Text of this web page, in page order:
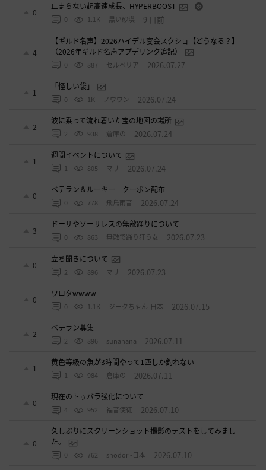
0
止まらない超高速成長、HYPERBOOST
0 1.1K 黒い砂漠 9 日前
4
【ギルド名声】2026ハイデル宴会スクショ【どうなる？】
（2026年ギルド名声アプデリンク追記）
0 887 セルベリア 2026.07.27
1
「怪しい袋」
0 1K ノウワン 2026.07.24
2
波に乗って流れ着いた宝の地図の場所
2 938 倉庫の 2026.07.24
1
週間イベントについて
1 805 マサ 2026.07.24
0
ベテラン＆ルーキー クーポン配布
0 778 飛鳥雨音 2026.07.24
3
ドーサやソーサレスの無敵踊りについて
0 863 無敵で踊り狂う女 2026.07.23
0
立ち聞きについて
2 896 マサ 2026.07.23
0
ワロタwwww
0 1.1K ジークちゃん-日本 2026.07.15
2
ベテラン募集
2 896 sunanana 2026.07.11
1
黄色等級の魚が3時間やって1匹しか釣れない
1 984 倉庫の 2026.07.11
0
現在のトゥバラ強化について
4 952 福音使徒 2026.07.10
0
久しぶりにスクリーンショット撮影のテストをしてみまし
た。
0 762 shodori-日本 2026.07.10